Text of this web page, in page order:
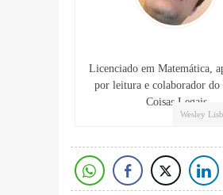
Wesley
Licenciado em Matemática,
por leitura e colaborador do
Coisas Legais.